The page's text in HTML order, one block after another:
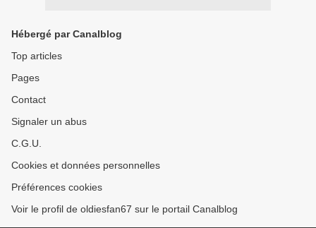
Hébergé par Canalblog
Top articles
Pages
Contact
Signaler un abus
C.G.U.
Cookies et données personnelles
Préférences cookies
Voir le profil de oldiesfan67 sur le portail Canalblog